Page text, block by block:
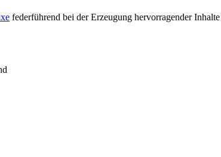
federführend bei der Erzeugung hervorragender